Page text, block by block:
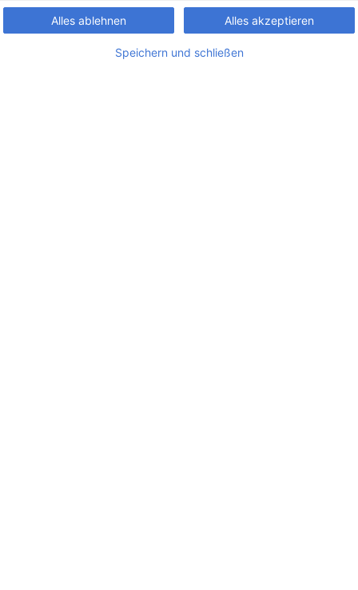
Alles ablehnen Alles akzeptieren
Speichern und schließen